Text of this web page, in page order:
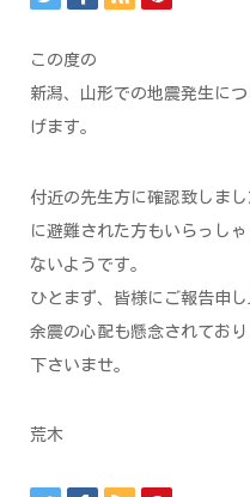
この度の
新潟、山形での地震発生に
げます。
付近の先生方に確認致しま
に避難された方もいらっし
ないようです。
ひとまず、皆様にご報告申し
余震の心配も懸念されてお
下さいませ。
荒木